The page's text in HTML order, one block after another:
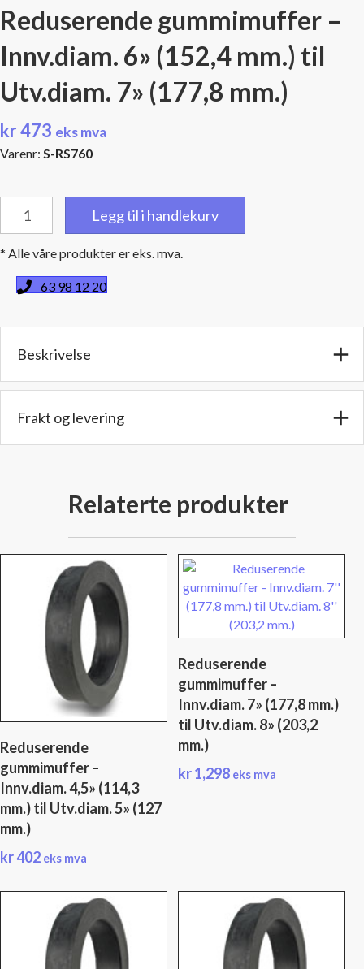
Reduserende gummimuffer –
Innv.diam. 6» (152,4 mm.) til
Utv.diam. 7» (177,8 mm.)
kr473 eks mva
Varenr: S-RS760
gummimuffer
Innv.diam.
(152,4
Utv.diam.
(177,8
mm.)
Legg til i handlekurv
* Alle våre produkter er eks. mva.
63 98 12 20
Beskrivelse
Frakt og levering
Relaterte produkter
Reduserende
gummimuffer –
Innv.diam. 4,5» (114,3
mm.) til Utv.diam. 5» (127
mm.)
kr402 eks mva
Reduserende
gummimuffer –
Innv.diam. 7» (177,8 mm.)
til Utv.diam. 8» (203,2
mm.)
kr1,298 eks mva